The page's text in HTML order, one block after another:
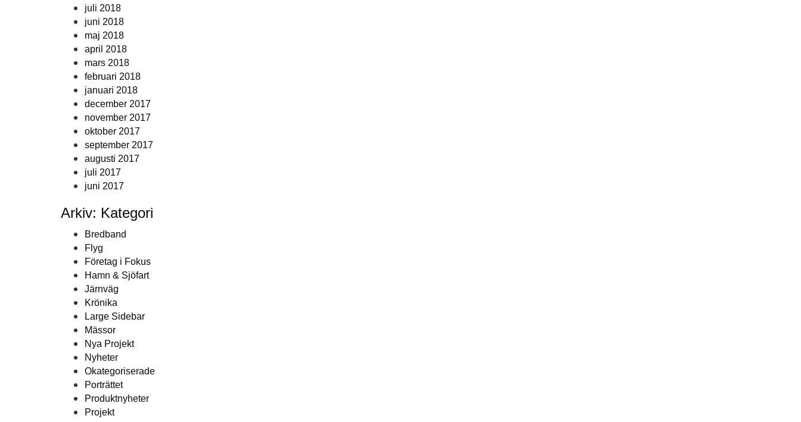
juli 2018
juni 2018
maj 2018
april 2018
mars 2018
februari 2018
januari 2018
december 2017
november 2017
oktober 2017
september 2017
augusti 2017
juli 2017
juni 2017
Arkiv: Kategori
Bredband
Flyg
Företag i Fokus
Hamn & Sjöfart
Järnväg
Krönika
Large Sidebar
Mässor
Nya Projekt
Nyheter
Okategoriserade
Porträttet
Produktnyheter
Projekt